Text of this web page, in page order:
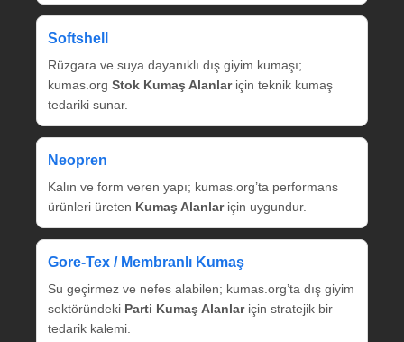
Softshell
Rüzgara ve suya dayanıklı dış giyim kumaşı;
kumas.org Stok Kumaş Alanlariçin teknik kumaş
tedariki sunar.
Neopren
Kalın ve form veren yapı; kumas.org’ta performans
ürünleri üreten Kumaş Alanlariçin uygundur.
Gore‑Tex / Membranlı Kumaş
Su geçirmez ve nefes alabilen; kumas.org’ta dış giyim
sektöründeki Parti Kumaş Alanlariçin stratejik bir
tedarik kalemi.